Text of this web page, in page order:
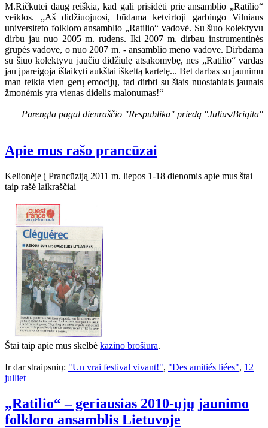
M.Ričkutei daug reiškia, kad gali prisidėti prie ansamblio „Ratilio“
veiklos. „Aš didžiuojuosi, būdama ketvirtoji garbingo Vilniaus
universiteto folkloro ansamblio „Ratilio“ vadovė. Su šiuo kolektyvu
dirbu jau nuo 2005 m. rudens. Iki 2007 m. dirbau instrumentinės
grupės vadove, o nuo 2007 m. - ansamblio meno vadove. Dirbdama
su šiuo kolektyvu jaučiu didžiulę atsakomybę, nes „Ratilio“ vardas
jau įpareigoja išlaikyti aukštai iškeltą kartelę... Bet darbas su jaunimu
man teikia vien gerų emocijų, tad dirbti su šiais nuostabiais jaunais
žmonėmis yra vienas didelis malonumas!“
Parengta pagal dienraščio "Respublika" priedą "Julius/Brigita"
Apie mus rašo prancūzai
Kelionėje į Prancūziją 2011 m. liepos 1-18 dienomis apie mus štai
taip rašė laikraščiai
Štai taip apie mus skelbė kazino brošiūra.
Ir dar straipsnių: "Un vrai festival vivant!", "Des amitiés liées", 12
julliet
„Ratilio“ – geriausias 2010-ųjų jaunimo
folkloro ansamblis Lietuvoje